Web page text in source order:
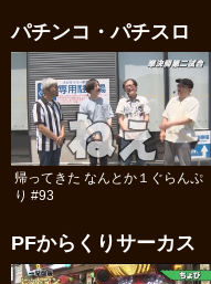
パチンコ・パチスロ
帰ってきた なんとか１ぐらんぷ
り #93
PFからくりサーカス